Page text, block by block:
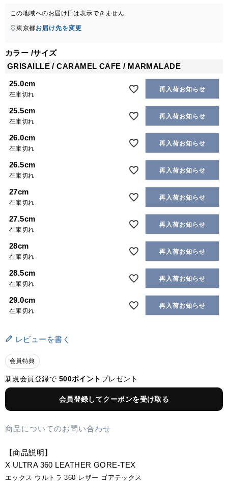
この地域へのお届け日は表示できません
東京都お届け先を変更
カラー サイズ
GRISAILLE / CARAMEL CAFE / MARMALADE
25.0cm
在庫切れ
再入荷お知らせ
25.5cm
在庫切れ
再入荷お知らせ
26.0cm
在庫切れ
再入荷お知らせ
26.5cm
在庫切れ
再入荷お知らせ
27cm
在庫切れ
再入荷お知らせ
27.5cm
在庫切れ
再入荷お知らせ
28cm
在庫切れ
再入荷お知らせ
28.5cm
在庫切れ
再入荷お知らせ
29.0cm
在庫切れ
再入荷お知らせ
レビューを書く
会員特典
新規会員登録で 500ポイント プレゼント
会員登録してクーポンを受け取る
商品についてのお問い合わせ
【商品説明】
X ULTRA 360 LEATHER GORE-TEX
エックス ウルトラ 360 レザー ゴアテックス